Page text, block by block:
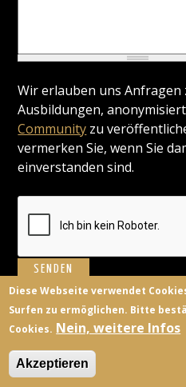
Wir erlauben uns Anfragen
Ausbildungen,
Community zu
vermerken Sie, wenn Sie
einverstanden sind.
BILDUNGSANBIETER KONTAKT
Diese Webseite verwendet
Surfen zu ermöglichen. Bitte
Cookies. Nein, weitere Infos
Akzeptieren